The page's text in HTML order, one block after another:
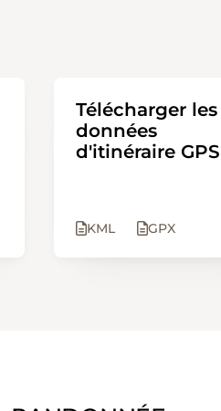
Télécharger les
données
d'itinéraire GPS
KML GPX